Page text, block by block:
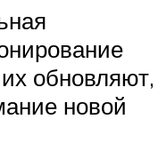
обновляют,
новой